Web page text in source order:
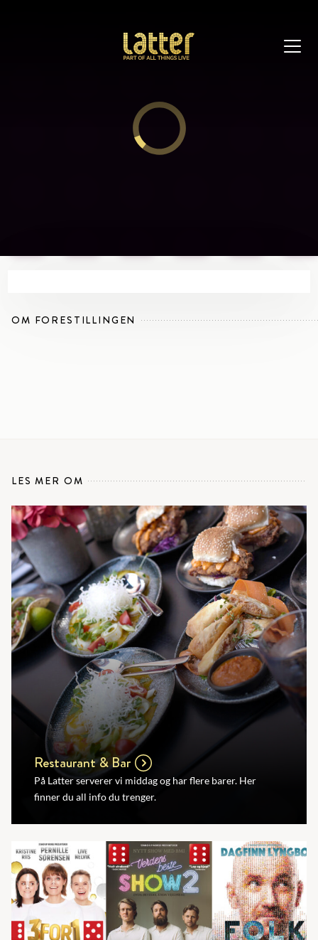
OM FORESTILLINGEN
LES MER OM
Restaurant & Bar
På Latter serverer vi middag og har flere barer. Her
finner du all info du trenger.